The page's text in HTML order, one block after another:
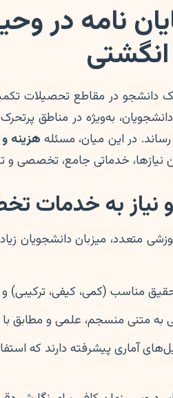
نامه در
دانشجو در مقاطع تحصیلات
به‌ویژه در مناطق
در این میان، مسئله هزینه
خدماتی جامع، تخصصی و
نیاز به خدمات
متعدد، میزبان
مناسب (کمی، کیفی، ترکیبی)
به متنی منسجم، علمی و مطابق